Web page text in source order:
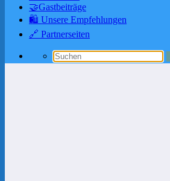
🤝Gastbeiträge
🛍️ Unsere Empfehlungen
🔗 Partnerseiten